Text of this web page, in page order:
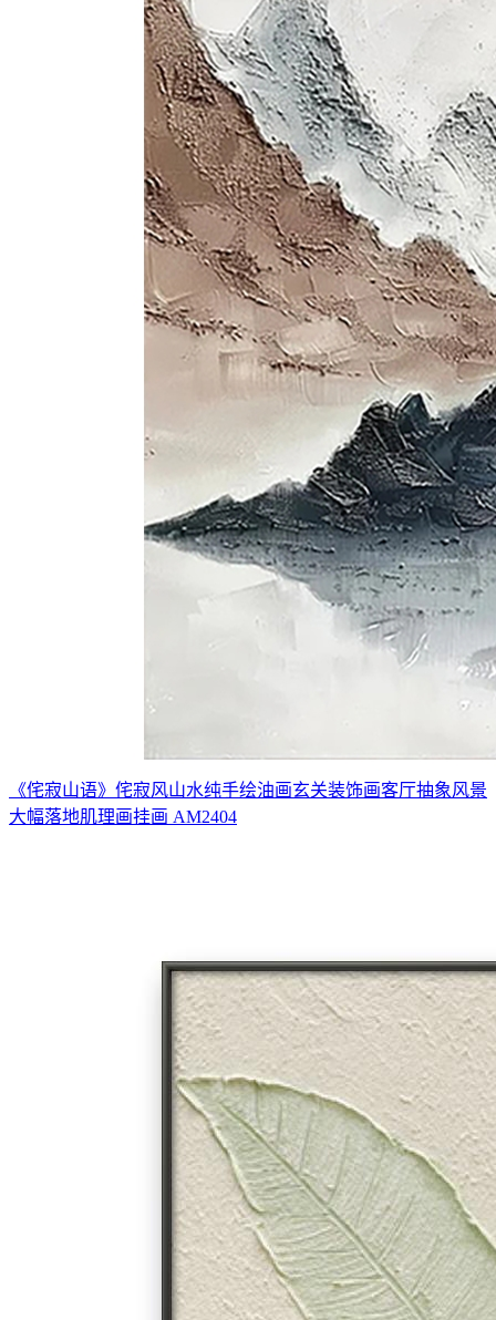
《侘寂山语》侘寂风山水纯手绘油画玄关装饰画客厅抽象风景
大幅落地肌理画挂画 AM2404